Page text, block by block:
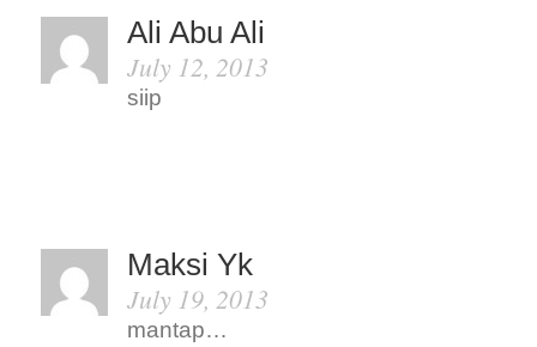
Ali Abu Ali
July 12, 2013
siip
Maksi Yk
July 19, 2013
mantap…